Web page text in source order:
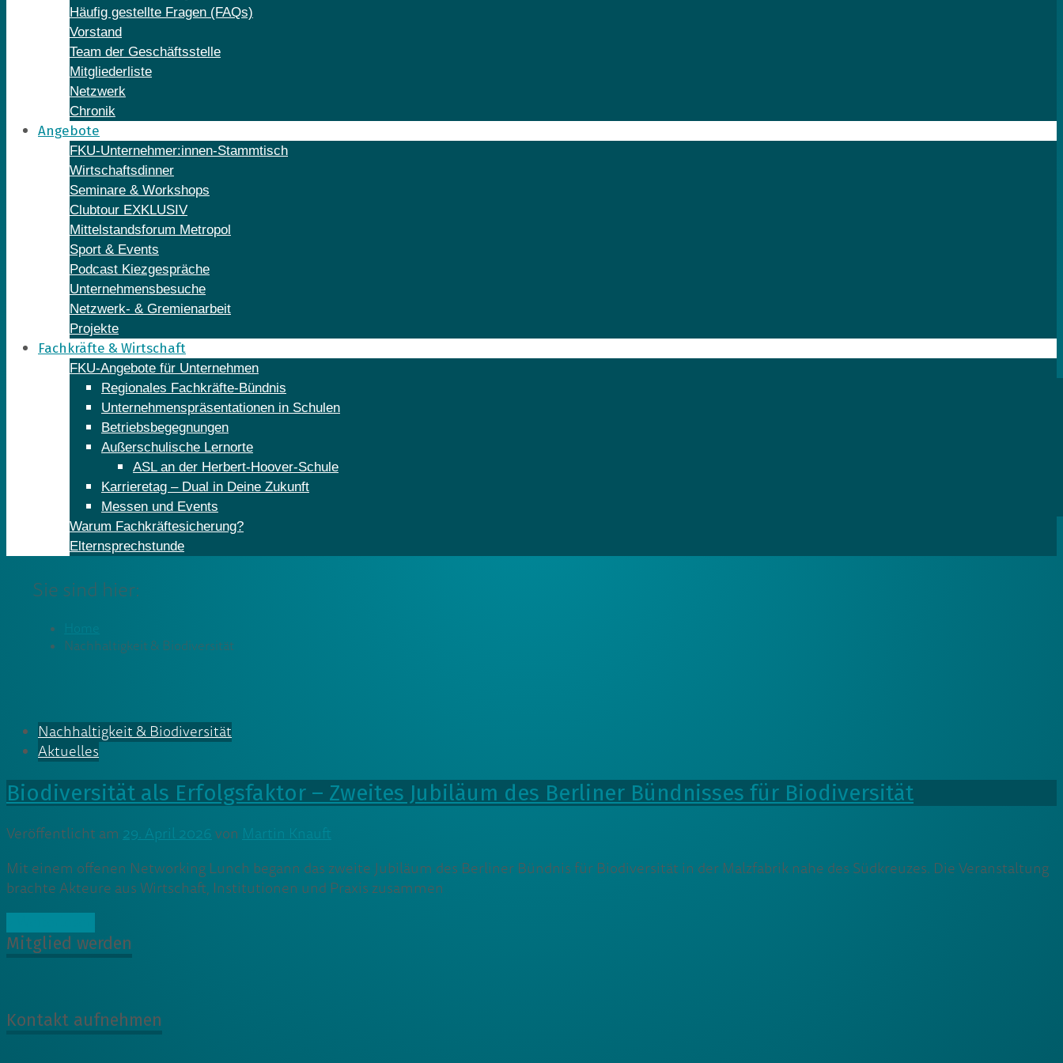
Häufig gestellte Fragen (FAQs)
Vorstand
Team der Geschäftsstelle
Mitgliederliste
Netzwerk
Chronik
Angebote
FKU-Unternehmer:innen-Stammtisch
Wirtschaftsdinner
Seminare & Workshops
Clubtour EXKLUSIV
Mittelstandsforum Metropol
Sport & Events
Podcast Kiezgespräche
Unternehmensbesuche
Netzwerk- & Gremienarbeit
Projekte
Fachkräfte & Wirtschaft
FKU-Angebote für Unternehmen
Regionales Fachkräfte-Bündnis
Unternehmenspräsentationen in Schulen
Betriebsbegegnungen
Außerschulische Lernorte
ASL an der Herbert-Hoover-Schule
Karrieretag – Dual in Deine Zukunft
Messen und Events
Warum Fachkräftesicherung?
Elternsprechstunde
Sie sind hier:
Nachhaltigkeit & Biodiversität
Nachhaltigkeit & Biodiversität
Aktuelles
Biodiversität als Erfolgsfaktor – Zweites Jubiläum des Berliner Bündnisses für Biodiversität
Veröffentlicht am 29. April 2026von Martin Knauft
Mit einem offenen Networking Lunch begann das zweite Jubiläum des Berliner Bündnis für Biodiversität in der Malzfabrik nahe des Südkreuzes. Die Veranstaltung
brachte Akteure aus Wirtschaft, Institutionen und Praxis zusammen
Mitglied werden
Kontakt aufnehmen